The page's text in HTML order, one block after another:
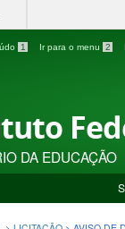
1 Ir para o menu 2
DA EDUCAÇÃO